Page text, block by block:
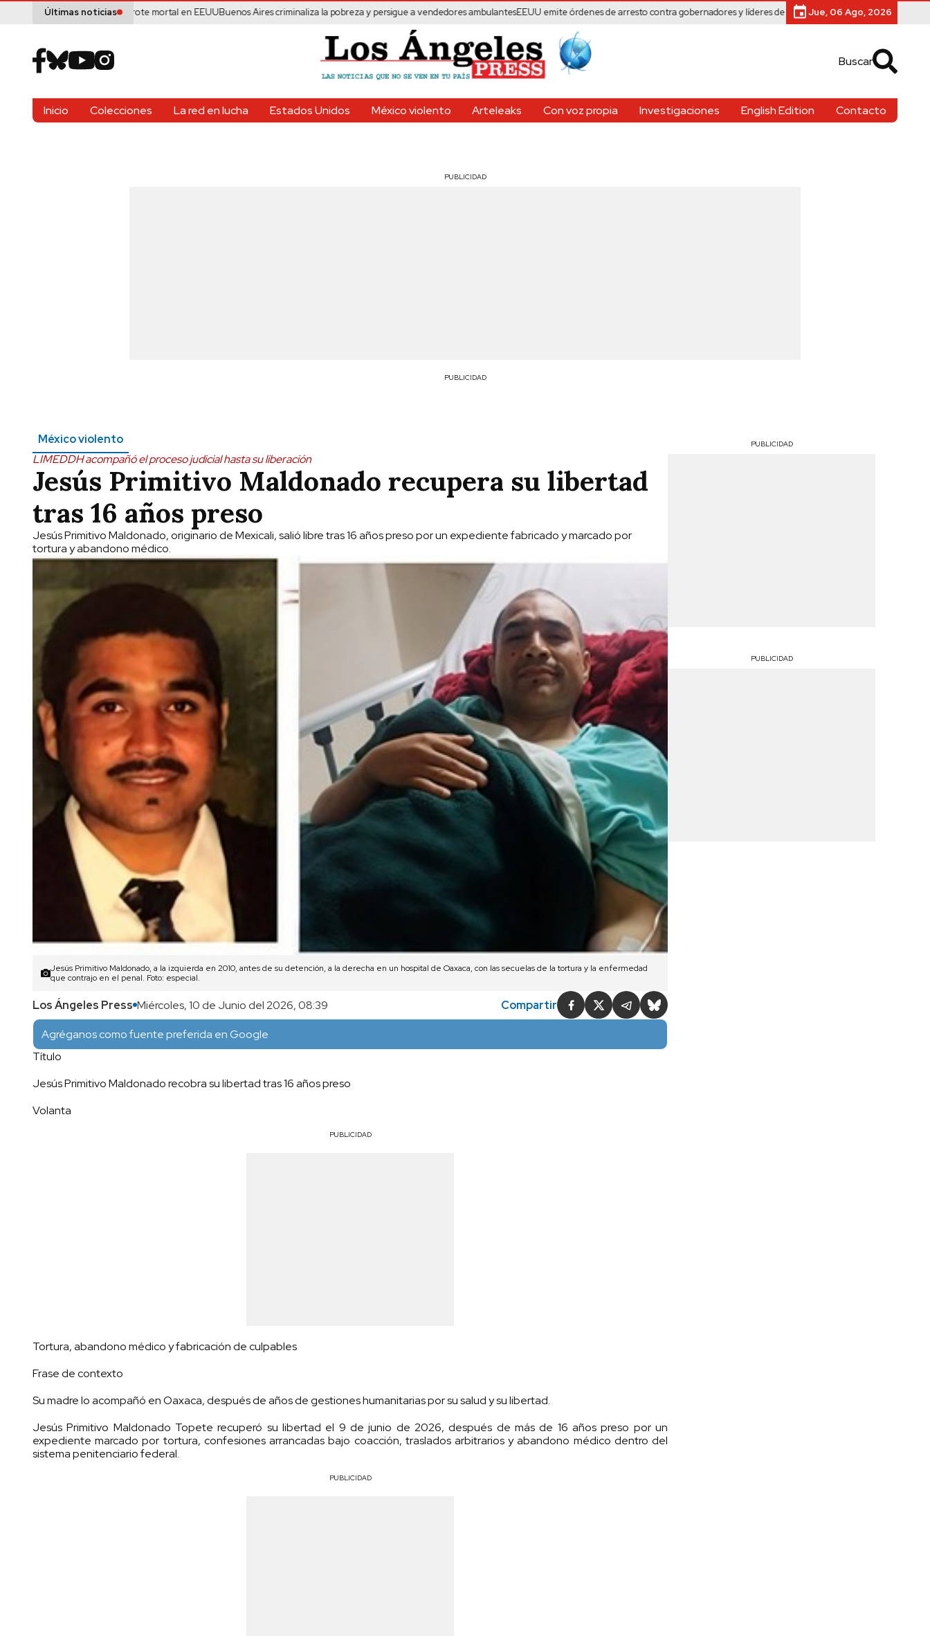
Últimas noticias
de cyclospora ante brote mortal en EEUUBuenos Aires criminaliza la pobreza y persigue a vendedores ambulantesEEUU emite órdenes de arresto contra gobernadores y líderes de MorenaSheinbaum recurre al pasado para
Jue, 06 Ago, 2026
Buscar
Inicio Colecciones La red en lucha Estados Unidos México violento Arteleaks Con voz propia Investigaciones English Edition Contacto
PUBLICIDAD
PUBLICIDAD
México violento
LIMEDDH acompañó el proceso judicial hasta su liberación
Jesús Primitivo Maldonado recupera su libertad
tras 16 años preso
Jesús Primitivo Maldonado, originario de Mexicali, salió libre tras 16 años preso por un expediente fabricado y marcado por
tortura y abandono médico.
Jesús Primitivo Maldonado, a la izquierda en 2010, antes de su detención, a la derecha en un hospital de Oaxaca, con las secuelas de la tortura y la enfermedad
que contrajo en el penal. Foto: especial.
Los Ángeles Press Miércoles, 10 de Junio del 2026, 08:39 Compartir
Agréganos como fuente preferida en Google
Título
Jesús Primitivo Maldonado recobra su libertad tras 16 años preso
Volanta
PUBLICIDAD
Tortura, abandono médico y fabricación de culpables
Frase de contexto
Su madre lo acompañó en Oaxaca, después de años de gestiones humanitarias por su salud y su libertad.
Jesús Primitivo Maldonado Topete recuperó su libertad el 9 de junio de 2026, después de más de 16 años preso por un
expediente marcado por tortura, confesiones arrancadas bajo coacción, traslados arbitrarios y abandono médico dentro del
sistema penitenciario federal.
PUBLICIDAD
PUBLICIDAD
PUBLICIDAD